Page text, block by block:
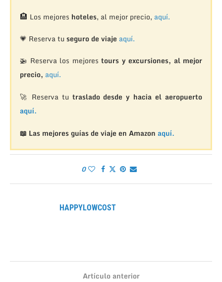
🏨 Los mejores hoteles, al mejor precio, aquí.
💗 Reserva tu seguro de viaje aquí.
🚁 Reserva los mejorestours y excursiones, al mejor
precio, aquí.
🚀 Reserva tu traslado desde y hacia el aeropuerto
aquí.
📖 Las mejores guías de viaje en Amazon aquí.
0
HAPPYLOWCOST
Artículo anterior